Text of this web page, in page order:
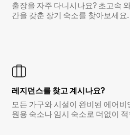
출장을 자주 다니시나요? 초고속
간을 갖춘 장기 숙소를 찾아보세요.
레지던스를 찾고 계시나요?
모든 가구와 시설이 완비된 에어비
원용 숙소나 임시 숙소로 더없이